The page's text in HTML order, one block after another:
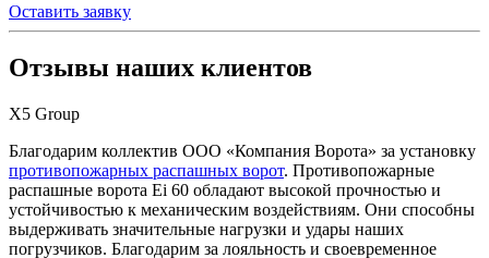
Оставить заявку
Отзывы наших клиентов
Х5 Group
Благодарим коллектив ООО «Компания Ворота» за установку
противопожарных распашных ворот. Противопожарные
распашные ворота Ei 60 обладают высокой прочностью и
устойчивостью к механическим воздействиям. Они способны
выдерживать значительные нагрузки и удары наших
погрузчиков. Благодарим за лояльность и своевременное